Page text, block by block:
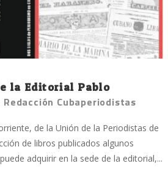
la Editorial Pablo
Redacción Cubaperiodistas
de la Unión de la Periodistas de
de libros publicados algunos
adquirir en la sede de la editorial,...